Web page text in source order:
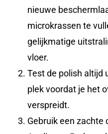
nieuwe
microkrassen te
gelijkmatige
vloer.
Test de polish altijd
plek voordat je het
verspreidt.
Gebruik een zachte